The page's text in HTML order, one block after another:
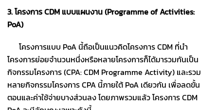
3. โครงการ CDM แบบแผนงาน (Programme of Activities:
PoA)
โครงการแบบ PoA นี้ถือเป็นแนวคิดโครงการ CDM ที่นำ
โครงการย่อยจำนวนหนึ่งหรือหลายโครงการก็ได้มารวมกันเป็น
กิจกรรมโครงการ (CPA: CDM Programme Activity) และรวม
หลายกิจกรรมโครงการ CPA นี้ภายใต้ PoA เดียวกัน เพื่อลดขั้น
ตอนและค่าใช้จ่ายบางส่วนลง โดยภาพรวมแล้ว โครงการ CDM